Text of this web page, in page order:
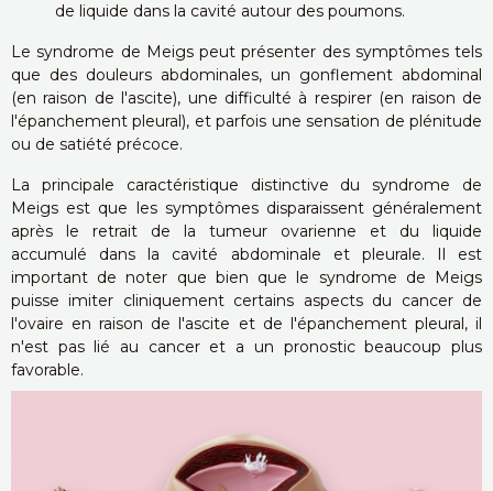
de liquide dans la cavité autour des poumons.
Le syndrome de Meigs peut présenter des symptômes tels
que des douleurs abdominales, un gonflement abdominal
(en raison de l'ascite), une difficulté à respirer (en raison de
l'épanchement pleural), et parfois une sensation de plénitude
ou de satiété précoce.
La principale caractéristique distinctive du syndrome de
Meigs est que les symptômes disparaissent généralement
après le retrait de la tumeur ovarienne et du liquide
accumulé dans la cavité abdominale et pleurale. Il est
important de noter que bien que le syndrome de Meigs
puisse imiter cliniquement certains aspects du cancer de
l'ovaire en raison de l'ascite et de l'épanchement pleural, il
n'est pas lié au cancer et a un pronostic beaucoup plus
favorable.